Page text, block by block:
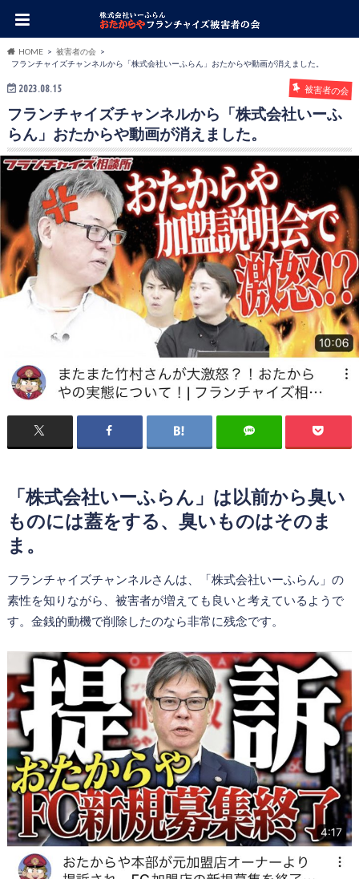
HOME
被害者の会
フランチャイズチャンネルから「株式会社いーふらん」おたからや動画が消えました。
2023.08.15 被害者の会
フランチャイズチャンネルから「株式会社いーふ
らん」おたからや動画が消えました。
「株式会社いーふらん」は以前から臭い
ものには蓋をする、臭いものはそのま
ま。
フランチャイズチャンネルさんは、「株式会社いーふらん」の
素性を知りながら、被害者が増えても良いと考えているようで
す。金銭的動機で削除したのなら非常に残念です。